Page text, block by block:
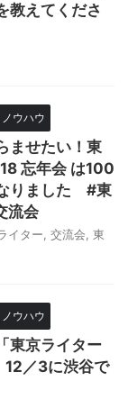
教えてくださ
ウハウ
ませたい！東
忘年会 は100
りました #東
流会
イター 交流会 東
ウハウ
東京ライター
／3に渋谷で